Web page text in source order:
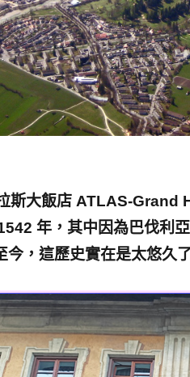
斯大飯店 ATLAS-Grand
年，其中因為巴伐利
今，這歷史實在是太悠久